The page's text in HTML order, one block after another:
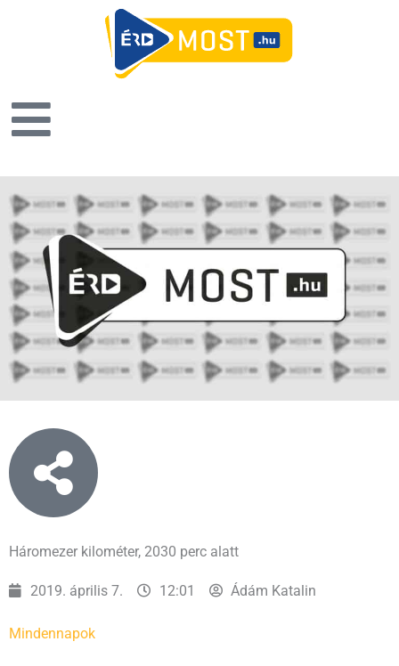
Háromezer kilométer, 2030 perc alatt
2019. április 7. 12:01 Ádám Katalin
Mindennapok